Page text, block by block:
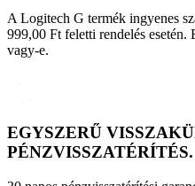
A Logitech G termék ingyenes
999,00 Ft feletti rendelés
vagy-e.
EGYSZERŰ
PÉNZVISSZATÉRÍTÉS.